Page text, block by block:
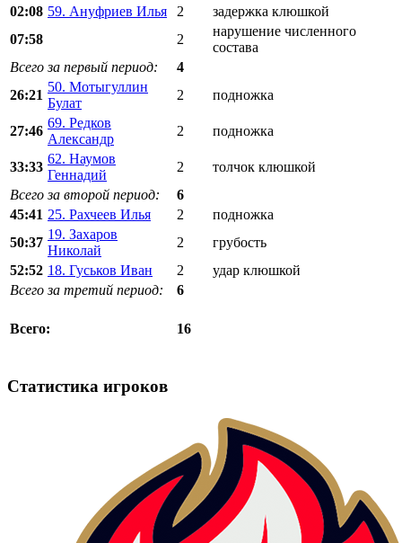
02:08 59. Ануфриев Илья 2
задержка клюшкой
07:58
2
нарушение численного
состава
Всего за первый период:
4
26:21
50. Мотыгуллин
Булат
2 подножка
27:46
69. Редков
Александр
2 подножка
33:33
62. Наумов
Геннадий
2
толчок клюшкой
Всего за второй период:
6
45:41 25. Рахчеев Илья 2
подножка
50:37
19. Захаров
Николай
2
грубость
52:52 18. Гуськов Иван 2
удар клюшкой
Всего за третий период:
6
Всего: 16
Статистика игроков